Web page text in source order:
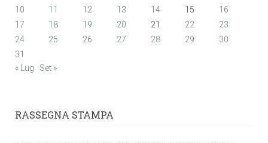
10
11 12 13 14 15
16
17
18 19 20 21 22
23
24
25 26 27 28 29
30
31
« Lug
Set »
RASSEGNA STAMPA